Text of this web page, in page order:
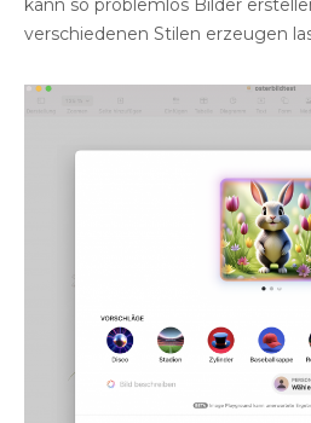
kann so problemlos Bilder
verschiedenen Stilen erzeugen